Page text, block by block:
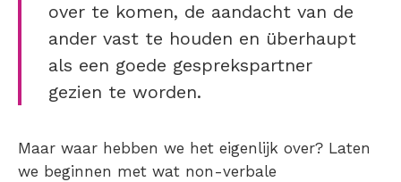
over te komen, de aandacht van de
ander vast te houden en überhaupt
als een goede gesprekspartner
gezien te worden.
Maar waar hebben we het eigenlijk over? Laten
we beginnen met wat non-verbale